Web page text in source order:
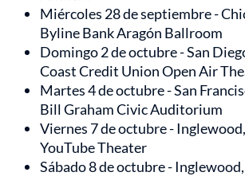
Miércoles 28 de septiembre -
Byline Bank Aragón Ballroom
Domingo 2 de octubre - San
Coast Credit Union Open Air
Martes 4 de octubre - San
Bill Graham Civic Auditorium
Viernes 7 de octubre -
YouTube Theater
Sábado 8 de octubre -